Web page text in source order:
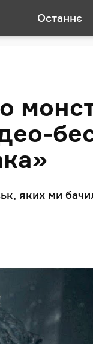
Останнє
яких ми